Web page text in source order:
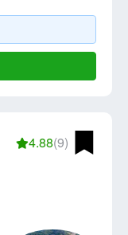
4.88(9)